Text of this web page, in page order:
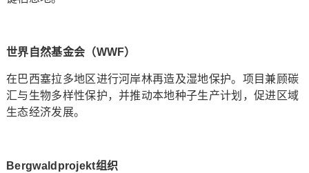
世界自然基金会（WWF）
在巴西塞拉多地区进行河岸林再造及湿地保护。项目兼顾碳
汇与生物多样性保护，并推动本地种子生产计划，促进区域
生态经济发展。
Bergwaldprojekt组织